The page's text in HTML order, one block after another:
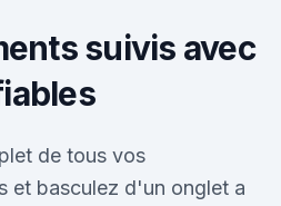
suivis avec
de tous vos
et basculez d'un onglet a